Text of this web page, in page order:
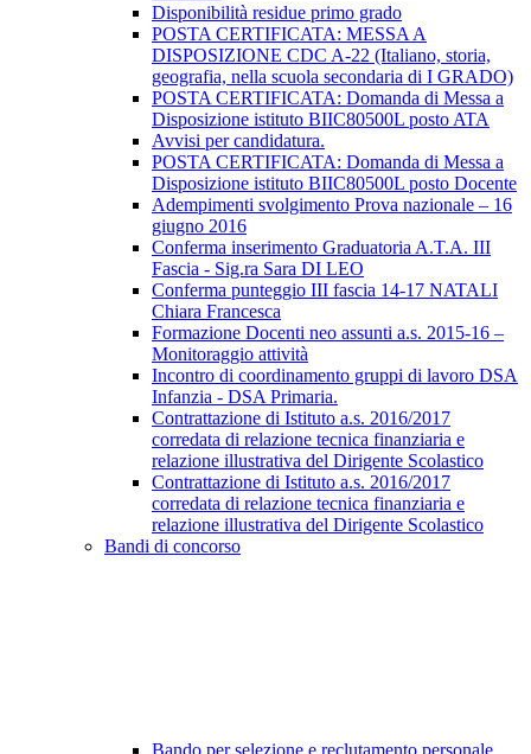
Disponibilità residue primo grado
POSTA CERTIFICATA: MESSA A
DISPOSIZIONE CDC A-22 (Italiano, storia,
geografia, nella scuola secondaria di I GRADO)
POSTA CERTIFICATA: Domanda di Messa a
Disposizione istituto BIIC80500L posto ATA
Avvisi per candidatura.
POSTA CERTIFICATA: Domanda di Messa a
Disposizione istituto BIIC80500L posto Docente
Adempimenti svolgimento Prova nazionale – 16
giugno 2016
Conferma inserimento Graduatoria A.T.A. III
Fascia - Sig.ra Sara DI LEO
Conferma punteggio III fascia 14-17 NATALI
Chiara Francesca
Formazione Docenti neo assunti a.s. 2015-16 –
Monitoraggio attività
Incontro di coordinamento gruppi di lavoro DSA
Infanzia - DSA Primaria.
Contrattazione di Istituto a.s. 2016/2017
corredata di relazione tecnica finanziaria e
relazione illustrativa del Dirigente Scolastico
Contrattazione di Istituto a.s. 2016/2017
corredata di relazione tecnica finanziaria e
relazione illustrativa del Dirigente Scolastico
Bandi di concorso